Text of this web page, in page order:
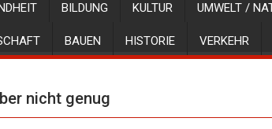
BILDUNG KULTUR UMWELT /
BAUEN HISTORIE VERKEHR
nicht genug